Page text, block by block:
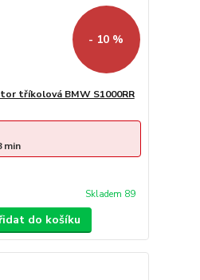
- 10 %
tříkolová BMW S1000RR
Skladem 89
min
do košíku